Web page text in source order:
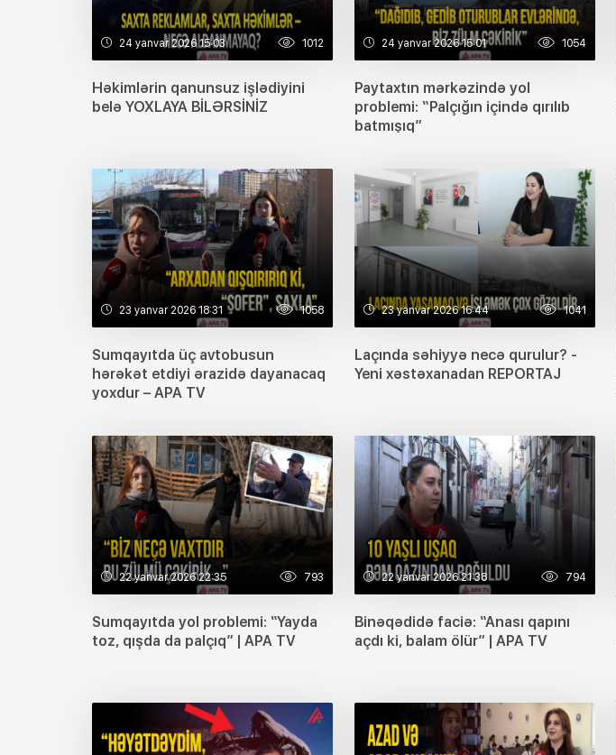
24 yanvar 2026 15:03 1012
Həkimlərin qanunsuz işlədiyini
belə YOXLAYA BİLƏRSİNİZ
24 yanvar 2026 15:01 1054
Paytaxtın mərkəzində yol
problemi: “Palçığın içində qırılıb
batmışıq”
23 yanvar 2026 18:31 1058
Sumqayıtda üç avtobusun
hərəkət etdiyi ərazidə dayanacaq
yoxdur – APA TV
23 yanvar 2026 16:44 1041
Laçında səhiyyə necə qurulur? -
Yeni xəstəxanadan REPORTAJ
22 yanvar 2026 22:35 793
Sumqayıtda yol problemi: “Yayda
toz, qışda da palçıq” | APA TV
22 yanvar 2026 21:38 794
Binəqədidə faciə: “Anası qapını
açdı ki, balam ölür” | APA TV